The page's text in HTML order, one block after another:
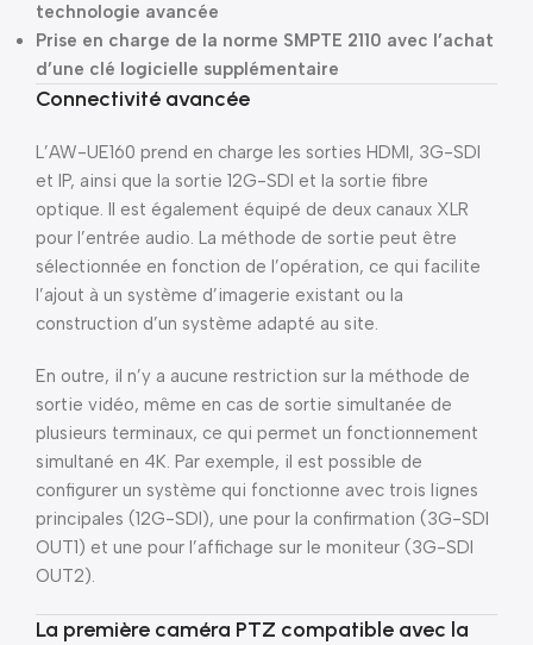
technologie avancée
Prise en charge de la norme SMPTE 2110 avec l’achat
d’une clé logicielle supplémentaire
Connectivité avancée
L’AW-UE160 prend en charge les sorties HDMI, 3G-SDI
et IP, ainsi que la sortie 12G-SDI et la sortie fibre
optique. Il est également équipé de deux canaux XLR
pour l’entrée audio. La méthode de sortie peut être
sélectionnée en fonction de l’opération, ce qui facilite
l’ajout à un système d’imagerie existant ou la
construction d’un système adapté au site.
En outre, il n’y a aucune restriction sur la méthode de
sortie vidéo, même en cas de sortie simultanée de
plusieurs terminaux, ce qui permet un fonctionnement
simultané en 4K. Par exemple, il est possible de
configurer un système qui fonctionne avec trois lignes
principales (12G-SDI), une pour la confirmation (3G-SDI
OUT1) et une pour l’affichage sur le moniteur (3G-SDI
OUT2).
La première caméra PTZ compatible avec la